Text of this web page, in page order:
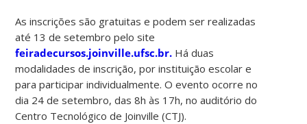
As inscrições são gratuitas e podem ser realizadas
até 13 de setembro pelo site
feiradecursos.joinville.ufsc.br. Há duas
modalidades de inscrição, por instituição escolar e
para participar individualmente. O evento ocorre no
dia 24 de setembro, das 8h às 17h, no auditório do
Centro Tecnológico de Joinville (CTJ).